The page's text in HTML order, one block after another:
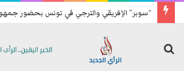
“سوبر” الإفريقي والترجي في تونس بحضور